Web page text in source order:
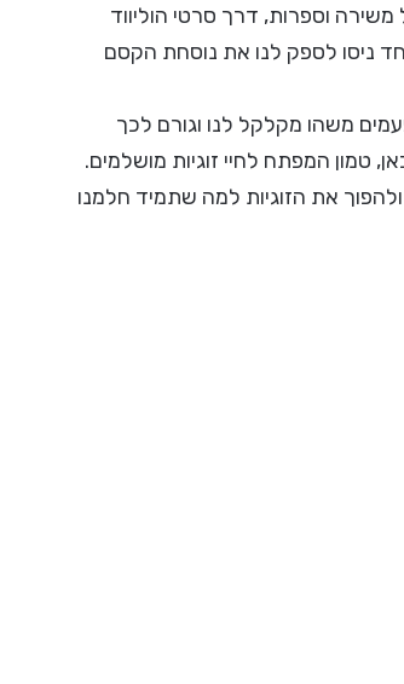
וספרות, דרך סרטי הוליווד
ניסו לספק לנו את נוסחת הקסם
משהו מקלקל לנו וגורם לכך
טמון המפתח לחיי זוגיות מושלמים.
את הזוגיות למה שתמיד חלמנו